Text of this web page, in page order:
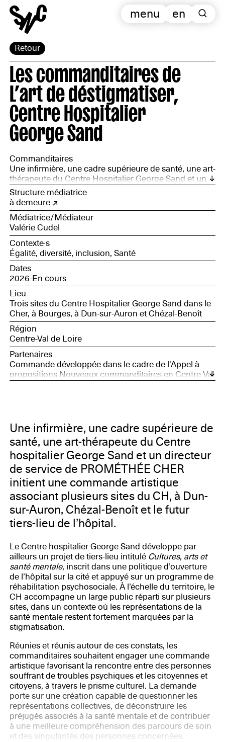
Retour
en
menu
Les commanditaires de
L’art de déstigmatiser,
Centre Hospitalier
George Sand
Commanditaires
Une infirmière, une cadre supérieure de santé, une art-
thérapeute du Centre Hospitalier George Sand et un
directeur de service de PROMÉTHÉE Cher
Structure médiatrice
à demeure
Médiatrice/Médiateur
Valérie Cudel
Contexte·s
Égalité, diversité, inclusion, Santé
Dates
2026-En cours
Lieu
Trois sites du Centre Hospitalier George Sand dans le
Cher, à Bourges, à Dun-sur-Auron et Chézal-Benoît
Région
Centre-Val de Loire
Partenaires
Commande développée dans le cadre de l'Appel à
propositions Nouveaux commanditaires en Centre-Val
de Loire, avec le soutien de la Société des Nouveaux
Une infirmière, une cadre supérieure de
santé, une art-thérapeute du Centre
hospitalier George Sand et un directeur
de service de PROMÉTHÉE CHER
initient une commande artistique
associant plusieurs sites du CH, à Dun-
sur-Auron, Chézal-Benoît et le futur
tiers-lieu de l’hôpital.
Le Centre hospitalier George Sand développe par
ailleurs un projet de tiers-lieu intitulé Cultures, arts et
santé mentale, inscrit dans une politique d’ouverture
de l’hôpital sur la cité et appuyé sur un programme de
réhabilitation psychosociale. À l’échelle du territoire, le
CH accompagne un large public réparti sur plusieurs
sites, dans un contexte où les représentations de la
santé mentale restent fortement marquées par la
stigmatisation.
Réunies et réunis autour de ces constats, les
commanditaires souhaitent engager une commande
artistique favorisant la rencontre entre des personnes
souffrant de troubles psychiques et les citoyennes et
citoyens, à travers le prisme culturel. La demande
porte sur une création capable de questionner les
représentations collectives, de déconstruire les
préjugés associés à la santé mentale et de contribuer
à une meilleure compréhension des parcours de soin
et des singularités des personnes concernées.